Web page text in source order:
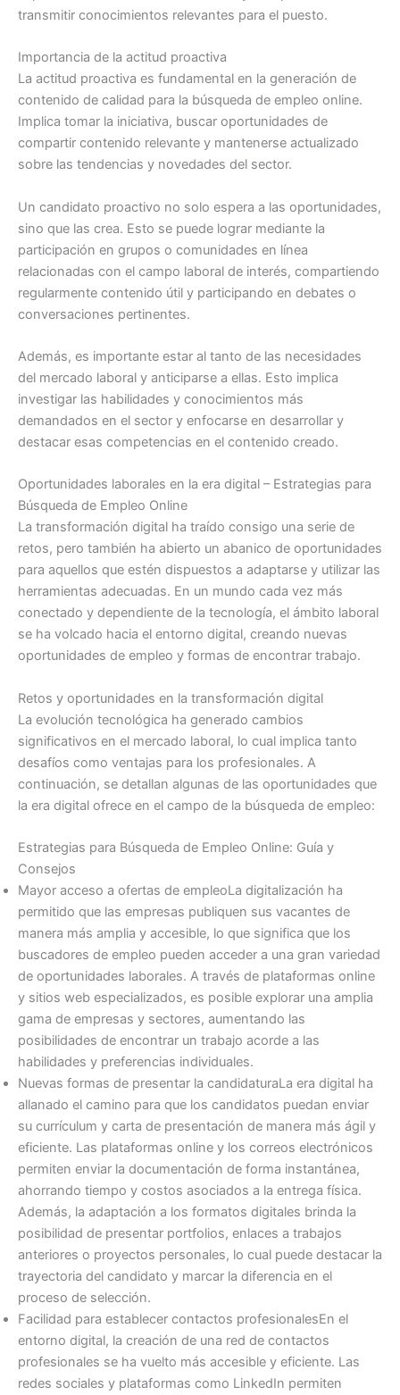
transmitir conocimientos relevantes para el puesto.
Importancia de la actitud proactiva
La actitud proactiva es fundamental en la generación de
contenido de calidad para la búsqueda de empleo online.
Implica tomar la iniciativa, buscar oportunidades de
compartir contenido relevante y mantenerse actualizado
sobre las tendencias y novedades del sector.
Un candidato proactivo no solo espera a las oportunidades,
sino que las crea. Esto se puede lograr mediante la
participación en grupos o comunidades en línea
relacionadas con el campo laboral de interés, compartiendo
regularmente contenido útil y participando en debates o
conversaciones pertinentes.
Además, es importante estar al tanto de las necesidades
del mercado laboral y anticiparse a ellas. Esto implica
investigar las habilidades y conocimientos más
demandados en el sector y enfocarse en desarrollar y
destacar esas competencias en el contenido creado.
Oportunidades laborales en la era digital – Estrategias para
Búsqueda de Empleo Online
La transformación digital ha traído consigo una serie de
retos, pero también ha abierto un abanico de oportunidades
para aquellos que estén dispuestos a adaptarse y utilizar las
herramientas adecuadas. En un mundo cada vez más
conectado y dependiente de la tecnología, el ámbito laboral
se ha volcado hacia el entorno digital, creando nuevas
oportunidades de empleo y formas de encontrar trabajo.
Retos y oportunidades en la transformación digital
La evolución tecnológica ha generado cambios
significativos en el mercado laboral, lo cual implica tanto
desafíos como ventajas para los profesionales. A
continuación, se detallan algunas de las oportunidades que
la era digital ofrece en el campo de la búsqueda de empleo:
Estrategias para Búsqueda de Empleo Online: Guía y
Consejos
Mayor acceso a ofertas de empleoLa digitalización ha
permitido que las empresas publiquen sus vacantes de
manera más amplia y accesible, lo que significa que los
buscadores de empleo pueden acceder a una gran variedad
de oportunidades laborales. A través de plataformas online
y sitios web especializados, es posible explorar una amplia
gama de empresas y sectores, aumentando las
posibilidades de encontrar un trabajo acorde a las
habilidades y preferencias individuales.
Nuevas formas de presentar la candidaturaLa era digital ha
allanado el camino para que los candidatos puedan enviar
su currículum y carta de presentación de manera más ágil y
eficiente. Las plataformas online y los correos electrónicos
permiten enviar la documentación de forma instantánea,
ahorrando tiempo y costos asociados a la entrega física.
Además, la adaptación a los formatos digitales brinda la
posibilidad de presentar portfolios, enlaces a trabajos
anteriores o proyectos personales, lo cual puede destacar la
trayectoria del candidato y marcar la diferencia en el
proceso de selección.
Facilidad para establecer contactos profesionalesEn el
entorno digital, la creación de una red de contactos
profesionales se ha vuelto más accesible y eficiente. Las
redes sociales y plataformas como LinkedIn permiten